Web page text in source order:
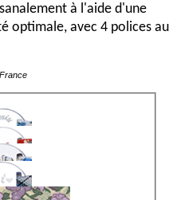
à l'aide d'une
optimale, avec 4 polices au